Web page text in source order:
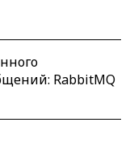
RabbitMQ